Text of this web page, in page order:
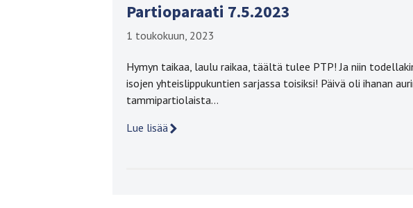
Partioparaati 7.5.2023
1 toukokuun, 2023
Hymyn taikaa, laulu raikaa, täältä tulee PTP! Ja niin
isojen yhteislippukuntien sarjassa toisiksi! Päivä oli ihanan
tammipartiolaista…
Lue lisää